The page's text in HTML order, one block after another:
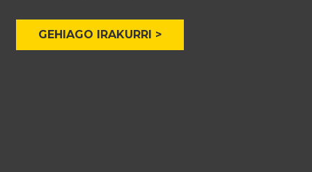
GEHIAGO IRAKURRI >